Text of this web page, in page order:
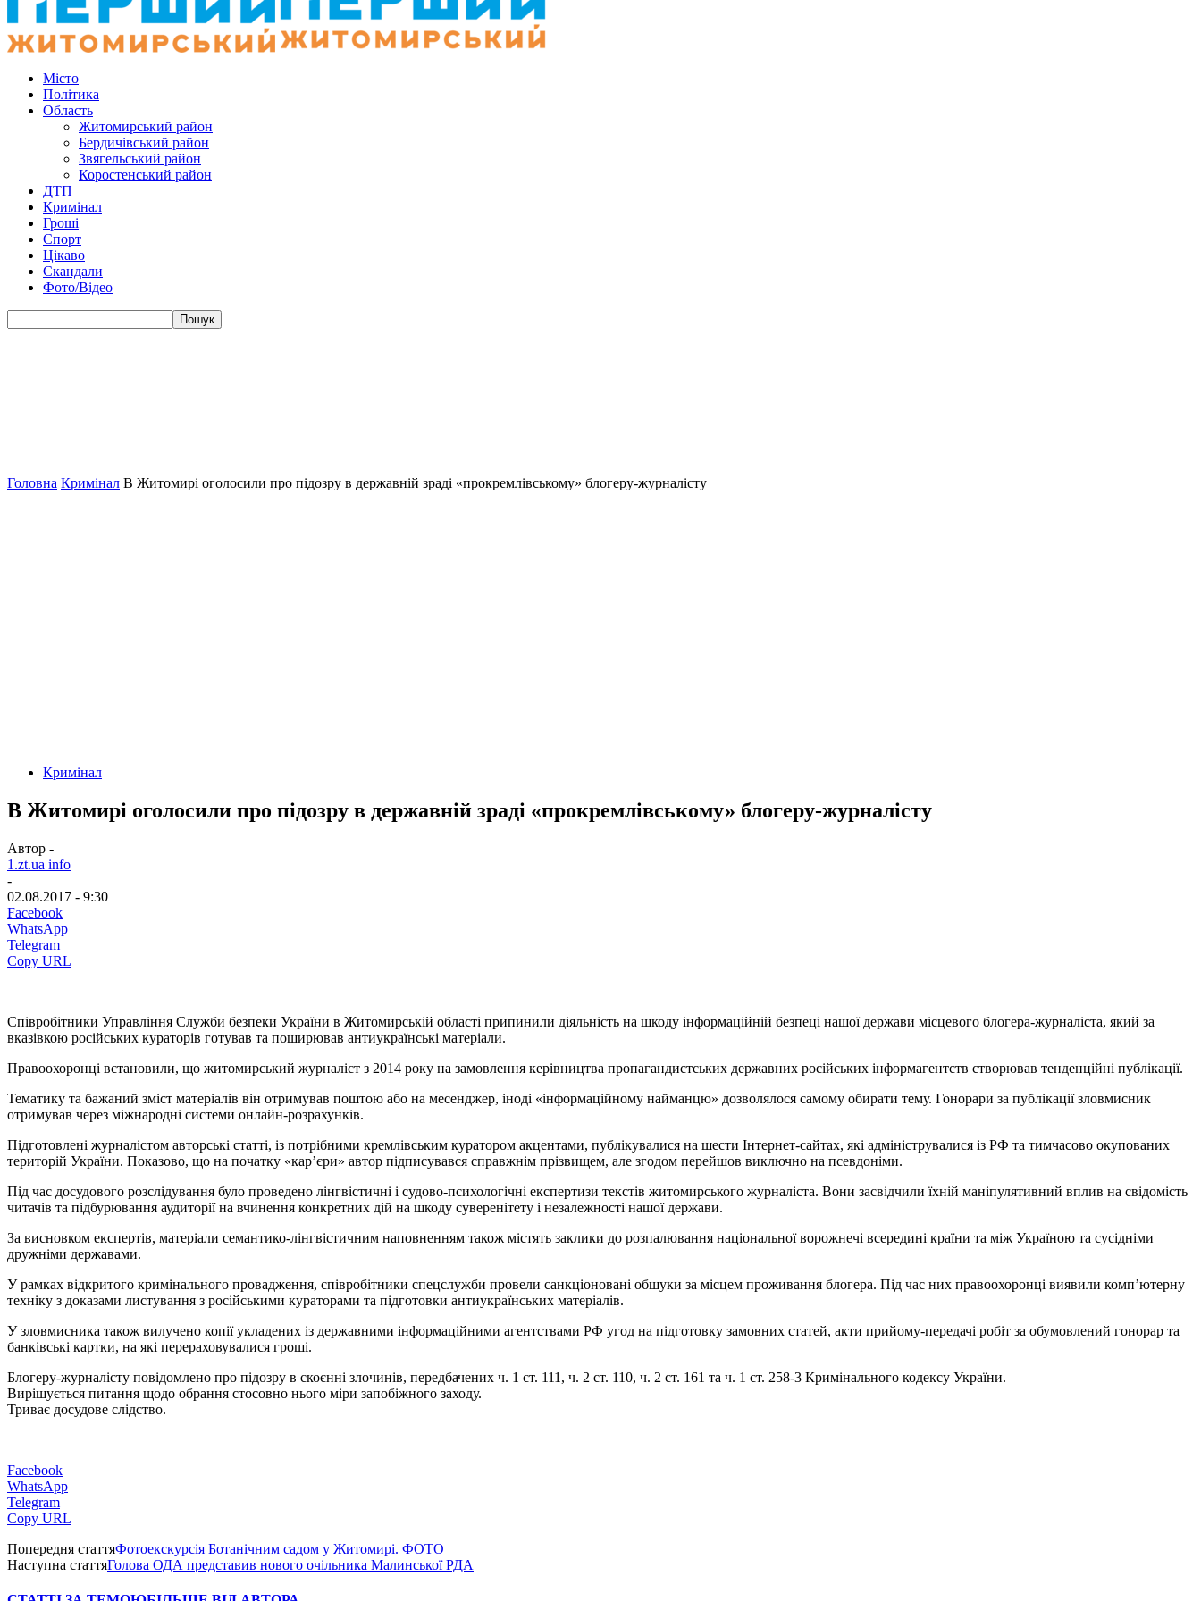
Місто
Політика
Область
Житомирський район
Бердичівський район
Звягельський район
Коростенський район
ДТП
Кримінал
Гроші
Спорт
Цікаво
Скандали
Фото/Відео
Головна Кримінал В Житомирі оголосили про підозру в державній зраді «прокремлівському» блогеру-журналісту
Кримінал
В Житомирі оголосили про підозру в державній зраді «прокремлівському» блогеру-журналісту
Автор -
1.zt.ua info
-
02.08.2017 - 9:30
Facebook
WhatsApp
Telegram
Copy URL
Співробітники Управління Служби безпеки України в Житомирській області припинили діяльність на шкоду інформаційній безпеці нашої держави місцевого блогера-журналіста, який за
вказівкою російських кураторів готував та поширював антиукраїнські матеріали.
Правоохоронці встановили, що житомирський журналіст з 2014 року на замовлення керівництва пропагандистських державних російських інформагентств створював тенденційні публікації.
Тематику та бажаний зміст матеріалів він отримував поштою або на месенджер, іноді «інформаційному найманцю» дозволялося самому обирати тему. Гонорари за публікації зловмисник
отримував через міжнародні системи онлайн-розрахунків.
Підготовлені журналістом авторські статті, із потрібними кремлівським куратором акцентами, публікувалися на шести Інтернет-сайтах, які адмініструвалися із РФ та тимчасово окупованих
територій України. Показово, що на початку «кар’єри» автор підписувався справжнім прізвищем, але згодом перейшов виключно на псевдоніми.
Під час досудового розслідування було проведено лінгвістичні і судово-психологічні експертизи текстів житомирського журналіста. Вони засвідчили їхній маніпулятивний вплив на свідомість
читачів та підбурювання аудиторії на вчинення конкретних дій на шкоду суверенітету і незалежності нашої держави.
За висновком експертів, матеріали семантико-лінгвістичним наповненням також містять заклики до розпалювання національної ворожнечі всередині країни та між Україною та сусідніми
дружніми державами.
У рамках відкритого кримінального провадження, співробітники спецслужби провели санкціоновані обшуки за місцем проживання блогера. Під час них правоохоронці виявили комп’ютерну
техніку з доказами листування з російськими кураторами та підготовки антиукраїнських матеріалів.
У зловмисника також вилучено копії укладених із державними інформаційними агентствами РФ угод на підготовку замовних статей, акти прийому-передачі робіт за обумовлений гонорар та
банківські картки, на які перераховувалися гроші.
Блогеру-журналісту повідомлено про підозру в скоєнні злочинів, передбачених ч. 1 ст. 111, ч. 2 ст. 110, ч. 2 ст. 161 та ч. 1 ст. 258-3 Кримінального кодексу України.
Вирішується питання щодо обрання стосовно нього міри запобіжного заходу.
Триває досудове слідство.
Facebook
WhatsApp
Telegram
Copy URL
Попередня статтяФотоекскурсія Ботанічним садом у Житомирі. ФОТО
Наступна статтяГолова ОДА представив нового очільника Малинської РДА